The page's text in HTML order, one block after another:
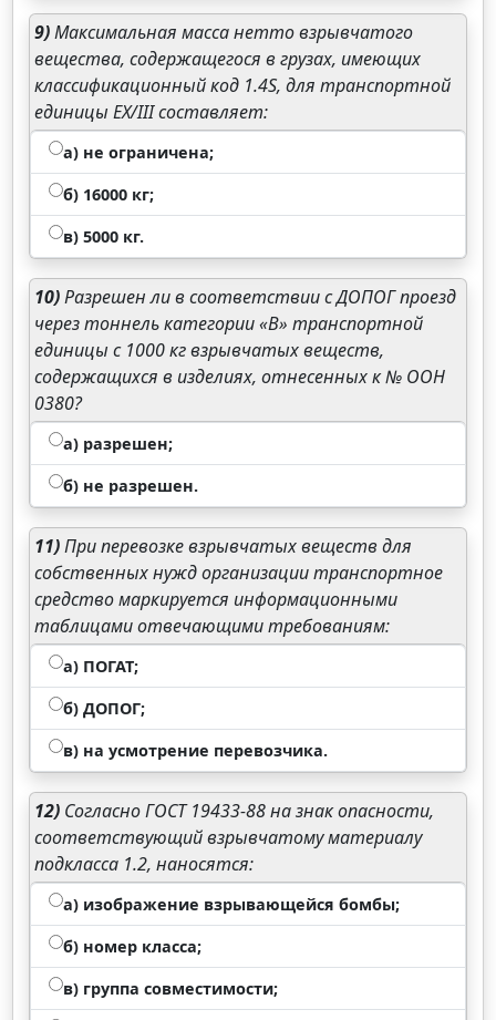
9)Максимальная масса нетто взрывчатого
вещества, содержащегося в грузах, имеющих
классификационный код 1.4S, для транспортной
единицы ЕХ/III составляет:
а) не ограничена;
б) 16000 кг;
в) 5000 кг.
10)Разрешен ли в соответствии с ДОПОГ проезд
через тоннель категории «В» транспортной
единицы с 1000 кг взрывчатых веществ,
содержащихся в изделиях, отнесенных к № ООН
0380?
а) разрешен;
б) не разрешен.
11)При перевозке взрывчатых веществ для
собственных нужд организации транспортное
средство маркируется информационными
таблицами отвечающими требованиям:
а) ПОГАТ;
б) ДОПОГ;
в) на усмотрение перевозчика.
12) Согласно ГОСТ 19433-88 на знак опасности,
соответствующий взрывчатому материалу
подкласса 1.2, наносятся:
а) изображение взрывающейся бомбы;
б) номер класса;
в) группа совместимости;